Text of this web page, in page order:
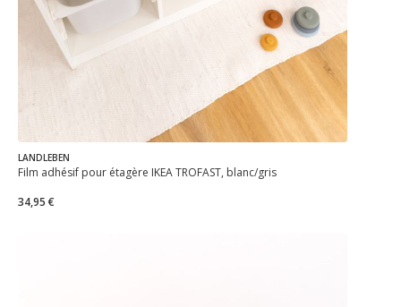
LANDLEBEN
Film adhésif pour étagère IKEA TROFAST, blanc/gris
34,95 €